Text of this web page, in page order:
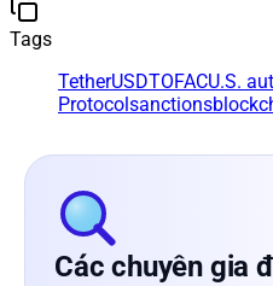
Tags
TetherUSDTOFACU.S.
Protocolsanctions
Các chuyên gia